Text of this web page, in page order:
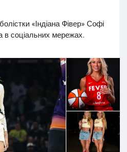
«Індіана Фівер» Софі
в соціальних мережах.
за кілька тижнів 29-річна
два мільйони нових
і TikTok. Видання
на одну з
спортсменок WNBA.
баскетболістки сприяли
час матчів, активність у
образ за межами